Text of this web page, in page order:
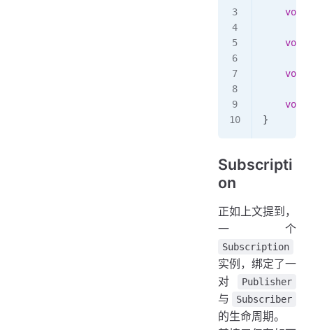
    void
    void
    void
    void
}
Subscripti
on
正如上文提到，
一个
Subscription
实例，绑定了一
对
Publisher
与 Subscriber
的生命周期。